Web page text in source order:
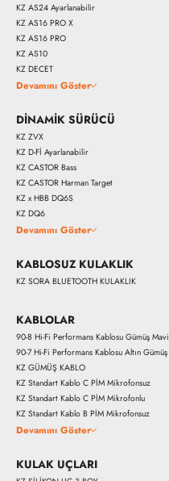
KZ AS24 Ayarlanabilir
KZ AS16 PRO X
KZ AS16 PRO
KZ AS10
KZ DECET
Devamını Göster
DİNAMİK SÜRÜCÜ
KZ ZVX
KZ D-Fİ Ayarlanabilir
KZ CASTOR Bass
KZ CASTOR Harman Target
KZ x HBB DQ6S
KZ DQ6
Devamını Göster
KABLOSUZ KULAKLIK
KZ SORA BLUETOOTH KULAKLIK
KABLOLAR
90-8 Hi-Fi Performans Kablosu Gümüş Mavi
90-7 Hi-Fi Performans Kablosu Altın Gümüş
KZ GÜMÜŞ KABLO
KZ Standart Kablo C PİM Mikrofonsuz
KZ Standart Kablo C PİM Mikrofonlu
KZ Standart Kablo B PİM Mikrofonsuz
Devamını Göster
KULAK UÇLARI